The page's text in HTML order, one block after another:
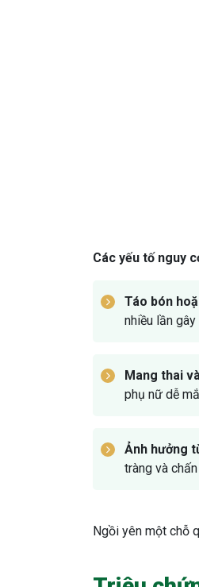
Các yếu tố nguy
Táo bón
nhiều lần
Mang thai
phụ nữ dễ
Ảnh hưởng
tràng và
Ngồi yên một chỗ